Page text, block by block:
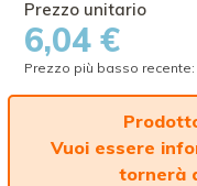
6,04 €
Prezzo più basso recente:
Vuoi essere
tornerà